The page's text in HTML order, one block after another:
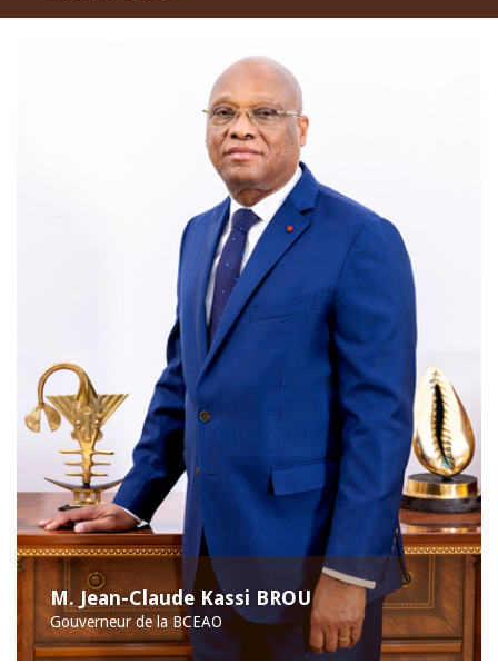
M. Jean-Claude Kassi BROU
Gouverneur de la BCEAO